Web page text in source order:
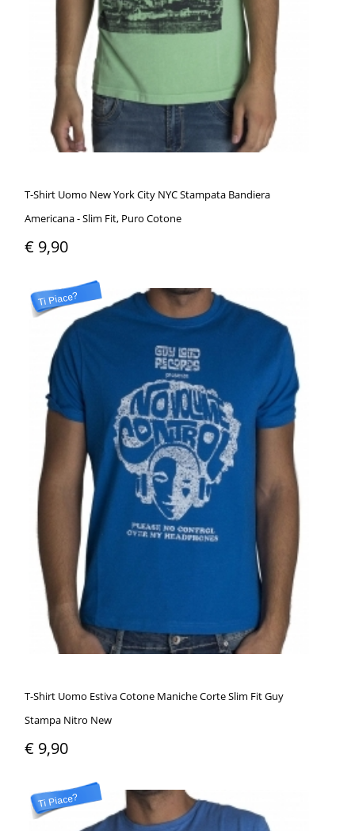
T-Shirt Uomo New York City NYC Stampata Bandiera
Americana - Slim Fit, Puro Cotone
€ 9,90
Ti Piace?
T-Shirt Uomo Estiva Cotone Maniche Corte Slim Fit Guy
Stampa Nitro New
€ 9,90
Ti Piace?